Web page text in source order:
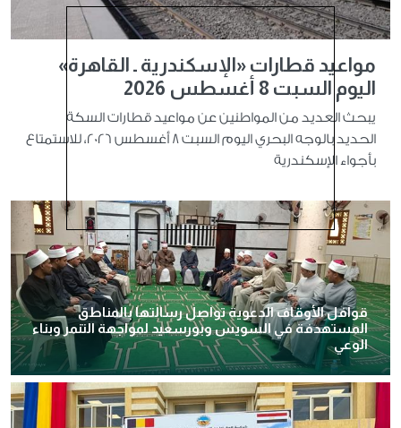
مواعيد قطارات «الإسكندرية ـ القاهرة»
اليوم السبت 8 أغسطس 2026
يبحث العديد من المواطنين عن مواعيد قطارات السكة
الحديد بالوجه البحري اليوم السبت 8 أغسطس 2026، للاستمتاع
بأجواء الإسكندرية
قوافل الأوقاف الدعوية تواصل رسالتها بالمناطق
المستهدفة في السويس وبورسعيد لمواجهة التنمر وبناء
الوعي